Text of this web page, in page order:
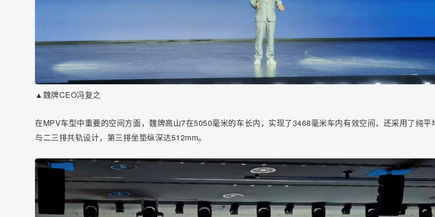
▲魏牌CEO冯复之
在MPV车型中重要的空间方面，魏牌高山7在5050毫米的车长内，实现了3468毫米车内有效空间，还采用了纯平
与二三排共轨设计，第三排坐垫纵深达512mm。